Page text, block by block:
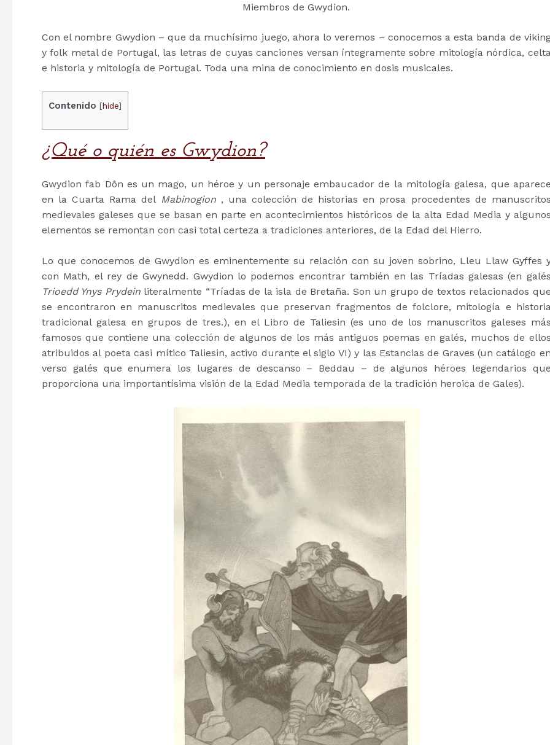
Miembros de Gwydion.
Con el nombre Gwydion – que da muchísimo juego, ahora lo veremos – conocemos a esta banda de
y folk metal de Portugal, las letras de cuyas canciones versan íntegramente sobre mitología nórdica,
e historia y mitología de Portugal. Toda una mina de conocimiento en dosis musicales.
Contenido [hide]
¿Qué o quién es Gwydion?
Gwydion fab Dôn es un mago, un héroe y un personaje embaucador de la mitología galesa, que aparece
en la Cuarta Rama del Mabinogion, una colección de historias en prosa procedentes de manuscritos
medievales galeses que se basan en parte en acontecimientos históricos de la alta Edad Media y algunos
elementos se remontan con casi total certeza a tradiciones anteriores, de la Edad del Hierro.
Lo que conocemos de Gwydion es eminentemente su relación con su joven sobrino, Lleu Llaw Gyffes
con Math, el rey de Gwynedd. Gwydion lo podemos encontrar también en las Tríadas galesas (en galés
Trioedd Ynys Prydeinliteralmente “Tríadas de la isla de Bretaña. Son un grupo de textos relacionados que
se encontraron en manuscritos medievales que preservan fragmentos de folclore, mitología e
tradicional galesa en grupos de tres.), en el Libro de Taliesin (es uno de los manuscritos galeses más
famosos que contiene una colección de algunos de los más antiguos poemas en galés, muchos de ellos
atribuidos al poeta casi mítico Taliesin, activo durante el siglo VI) y las Estancias de Graves (un catálogo en
verso galés que enumera los lugares de descanso – Beddau – de algunos héroes legendarios que
proporciona una importantísima visión de la Edad Media temporada de la tradición heroica de Gales).